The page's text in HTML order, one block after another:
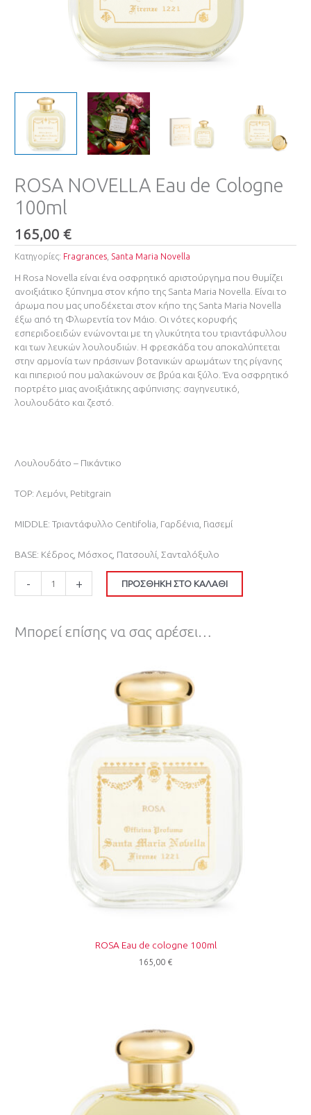
ROSA NOVELLA Eau de Cologne
100ml
165,00€
Κατηγορίες: Fragrances Santa Maria Novella
Η Rosa Novella είναι ένα οσφρητικό αριστούργημα που θυμίζει
ανοιξιάτικο ξύπνημα στον κήπο της Santa Maria Novella. Είναι το
άρωμα που μας υποδέχεται στον κήπο της Santa Maria Novella
έξω από τη Φλωρεντία τον Μάιο. Οι νότες κορυφής
εσπεριδοειδών ενώνονται με τη γλυκύτητα του τριαντάφυλλου
και των λευκών λουλουδιών. Η φρεσκάδα του αποκαλύπτεται
στην αρμονία των πράσινων βοτανικών αρωμάτων της ρίγανης
και πιπεριού που μαλακώνουν σε βρύα και ξύλο. Ένα οσφρητικό
πορτρέτο μιας ανοιξιάτικης αφύπνισης: σαγηνευτικό,
λουλουδάτο και ζεστό.
Λουλουδάτο – Πικάντικο
TOP: Λεμόνι, Petitgrain
MIDDLE: Τριαντάφυλλο Centifolia, Γαρδένια, Γιασεμί
BASE: Κέδρος, Μόσχος, Πατσουλί, Σανταλόξυλο
- + ΠΡΟΣΘΉΚΗ ΣΤΟ ΚΑΛΆΘΙ
Μπορεί επίσης να σας αρέσει…
ROSA Eau de cologne 100ml
165,00 €